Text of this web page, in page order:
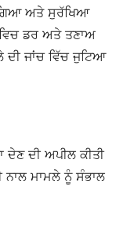
ਅਤੇ ਸੁਰੱਖਿਆ
ਡਰ ਅਤੇ ਤਣਾਅ
ਜਾਂਚ ਵਿੱਚ ਜੁਟਿਆ
ਦੀ ਅਪੀਲ ਕੀਤੀ
ਨਾਲ ਮਾਮਲੇ ਨੂੰ ਸੰਭਾਲ